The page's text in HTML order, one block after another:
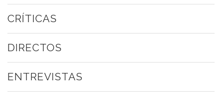
CRÍTICAS
DIRECTOS
ENTREVISTAS